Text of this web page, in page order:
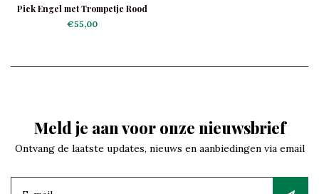
Piek Engel met Trompetje Rood
€55,00
Meld je aan voor onze nieuwsbrief
Ontvang de laatste updates, nieuws en aanbiedingen via email